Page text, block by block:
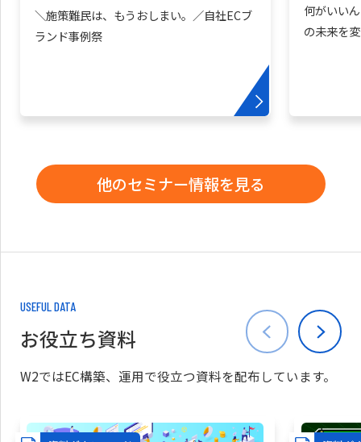
＼施策難民は、もうおしまい。／自社ECブ
ランド事例祭
何がいい
の未来を
他のセミナー情報を見る
USEFUL DATA
お役立ち資料
W2ではEC構築、運用で役立つ資料を配布しています。